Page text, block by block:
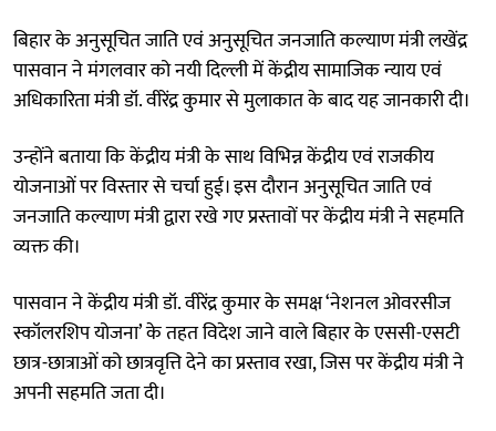
बिहार के अनुसूचित जाति एवं अनुसूचित जनजाति कल्याण मंत्री लखेंद्र
पासवान ने मंगलवार को नयी दिल्ली में केंद्रीय सामाजिक न्याय एवं
अधिकारिता मंत्री डॉ. वीरेंद्र कुमार से मुलाकात के बाद यह जानकारी दी।
उन्होंने बताया कि केंद्रीय मंत्री के साथ विभिन्न केंद्रीय एवं राजकीय
योजनाओं पर विस्तार से चर्चा हुई। इस दौरान अनुसूचित जाति एवं
जनजाति कल्याण मंत्री द्वारा रखे गए प्रस्तावों पर केंद्रीय मंत्री ने सहमति
व्यक्त की।
पासवान ने केंद्रीय मंत्री डॉ. वीरेंद्र कुमार के समक्ष ‘नेशनल ओवरसीज
स्कॉलरशिप योजना’ के तहत विदेश जाने वाले बिहार के एससी-एसटी
छात्र-छात्राओं को छात्रवृत्ति देने का प्रस्ताव रखा, जिस पर केंद्रीय मंत्री ने
अपनी सहमति जता दी।